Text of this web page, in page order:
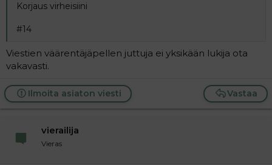
Korjaus virheisiini
#14
Viestien väärentäjäpellen juttuja ei yksikään lukija ota
vakavasti.
Vastaa
Ilmoita asiaton viesti
vierailija
Vieras